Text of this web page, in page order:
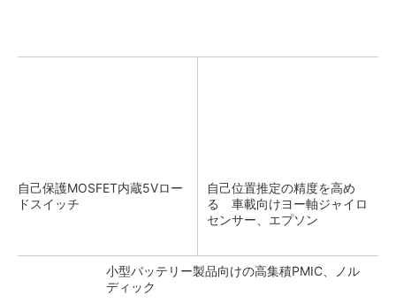
自己保護MOSFET内蔵5Vロー
ドスイッチ
自己位置推定の精度を高め
る 車載向けヨー軸ジャイロ
センサー、エプソン
小型バッテリー製品向けの高集積PMIC、ノル
ディック